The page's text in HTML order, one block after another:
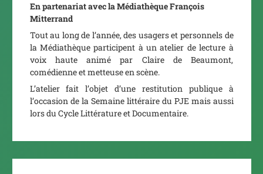
En partenariat avec la Médiathèque François
Mitterrand
Tout au long de l’année, des usagers et personnels de
la Médiathèque participent à un atelier de lecture à
voix haute animé par Claire de Beaumont,
comédienne et metteuse en scène.
L’atelier fait l’objet d’une restitution publique à
l’occasion de la Semaine littéraire du PJE mais aussi
lors du Cycle Littérature et Documentaire.